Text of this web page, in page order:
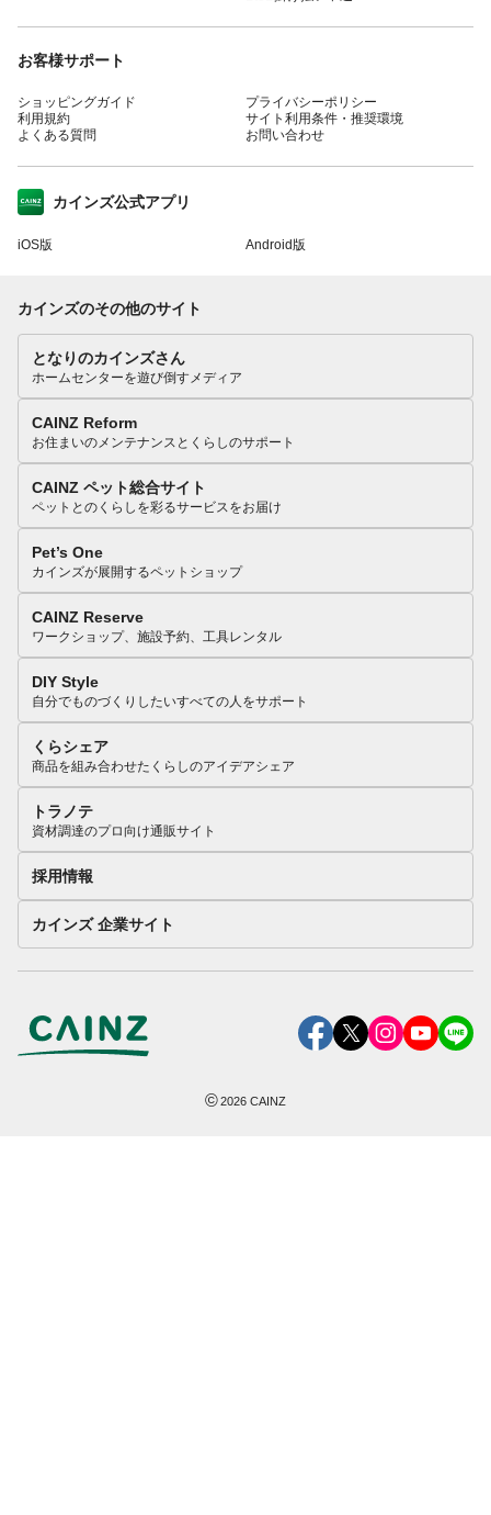
お客様サポート
ショッピングガイド
利用規約
よくある質問
プライバシーポリシー
サイト利用条件・推奨環境
お問い合わせ
カインズ公式アプリ
iOS版 Android版
カインズのその他のサイト
となりのカインズさん
ホームセンターを遊び倒すメディア
CAINZ Reform
お住まいのメンテナンスとくらしのサポート
CAINZ ペット総合サイト
ペットとのくらしを彩るサービスをお届け
Pet’s One
カインズが展開するペットショップ
CAINZ Reserve
ワークショップ、施設予約、工具レンタル
DIY Style
自分でものづくりしたいすべての人をサポート
くらシェア
商品を組み合わせたくらしのアイデアシェア
トラノテ
資材調達のプロ向け通販サイト
採用情報
カインズ 企業サイト
©2026 CAINZ